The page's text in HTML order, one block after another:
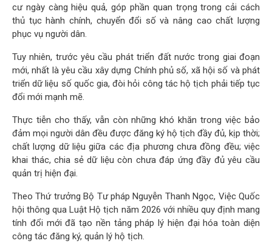
cư ngày càng hiệu quả, góp phần quan trọng trong cải cách
thủ tục hành chính, chuyển đổi số và nâng cao chất lượng
phục vụ người dân.
Tuy nhiên, trước yêu cầu phát triển đất nước trong giai đoạn
mới, nhất là yêu cầu xây dựng Chính phủ số, xã hội số và phát
triển dữ liệu số quốc gia, đòi hỏi công tác hộ tịch phải tiếp tục
đổi mới mạnh mẽ.
Thực tiễn cho thấy, vẫn còn những khó khăn trong việc bảo
đảm mọi người dân đều được đăng ký hộ tịch đầy đủ, kịp thời;
chất lượng dữ liệu giữa các địa phương chưa đồng đều; việc
khai thác, chia sẻ dữ liệu còn chưa đáp ứng đầy đủ yêu cầu
quản trị hiện đại.
Theo Thứ trưởng Bộ Tư pháp Nguyễn Thanh Ngọc, Việc Quốc
hội thông qua Luật Hộ tịch năm 2026 với nhiều quy định mang
tính đổi mới đã tạo nền tảng pháp lý hiện đại hóa toàn diện
công tác đăng ký, quản lý hộ tịch.